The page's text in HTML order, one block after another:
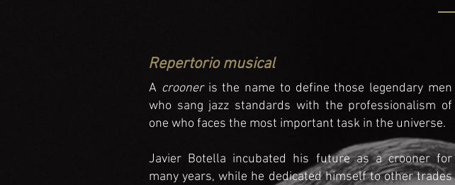
Repertorio musical
A crooneris the name to define those legendary men
who sang jazz standards with the professionalism of
one who faces the most important task in the universe.
Javier Botella incubated his future as a crooner for
many years, while he dedicated himself to other trades